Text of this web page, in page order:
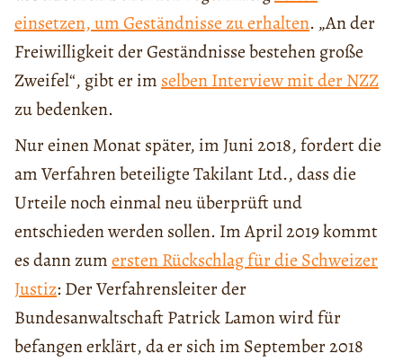
einsetzen, um Geständnisse zu erhalten. „An der
Freiwilligkeit der Geständnisse bestehen große
Zweifel“, gibt er im selben Interview mit der NZZ
zu bedenken.
Nur einen Monat später, im Juni 2018, fordert die
am Verfahren beteiligte Takilant Ltd., dass die
Urteile noch einmal neu überprüft und
entschieden werden sollen. Im April 2019 kommt
es dann zumersten Rückschlag für die Schweizer
Justiz: Der Verfahrensleiter der
Bundesanwaltschaft Patrick Lamon wird für
befangen erklärt, da er sich im September 2018